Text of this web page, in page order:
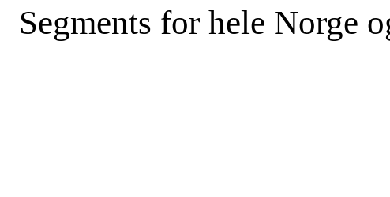
Segments for hele Norge